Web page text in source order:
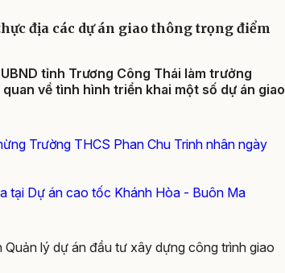
địa các dự án giao thông trọng điểm
tỉnh Trương Công Thái làm trưởng
về tình hình triển khai một số dự án giao
Trường THCS Phan Chu Trinh nhân ngày
tại Dự án cao tốc Khánh Hòa - Buôn Ma
lý dự án đầu tư xây dựng công trình giao